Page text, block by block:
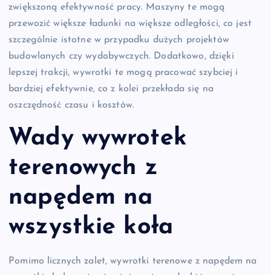
zwiększoną efektywność pracy. Maszyny te mogą
przewozić większe ładunki na większe odległości, co jest
szczególnie istotne w przypadku dużych projektów
budowlanych czy wydobywczych. Dodatkowo, dzięki
lepszej trakcji, wywrotki te mogą pracować szybciej i
bardziej efektywnie, co z kolei przekłada się na
oszczędność czasu i kosztów.
Wady wywrotek
terenowych z
napędem na
wszystkie koła
Pomimo licznych zalet, wywrotki terenowe z napędem na